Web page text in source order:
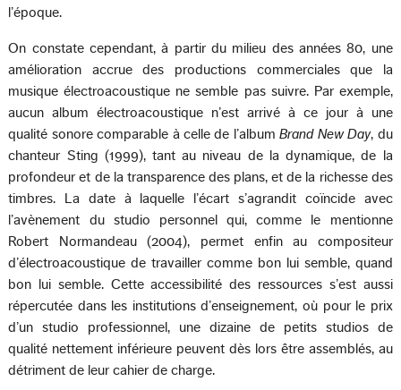
l’époque.
On constate cependant, à partir du milieu des années 80, une
amélioration accrue des productions commerciales que la
musique électroacoustique ne semble pas suivre. Par exemple,
aucun album électroacoustique n’est arrivé à ce jour à une
qualité sonore comparable à celle de l’albumBrand New Day, du
chanteur Sting (1999), tant au niveau de la dynamique, de la
profondeur et de la transparence des plans, et de la richesse des
timbres. La date à laquelle l’écart s’agrandit coïncide avec
l’avènement du studio personnel qui, comme le mentionne
Robert Normandeau (2004), permet enfin au compositeur
d’électroacoustique de travailler comme bon lui semble, quand
bon lui semble. Cette accessibilité des ressources s’est aussi
répercutée dans les institutions d’enseignement, où pour le prix
d’un studio professionnel, une dizaine de petits studios de
qualité nettement inférieure peuvent dès lors être assemblés, au
détriment de leur cahier de charge.